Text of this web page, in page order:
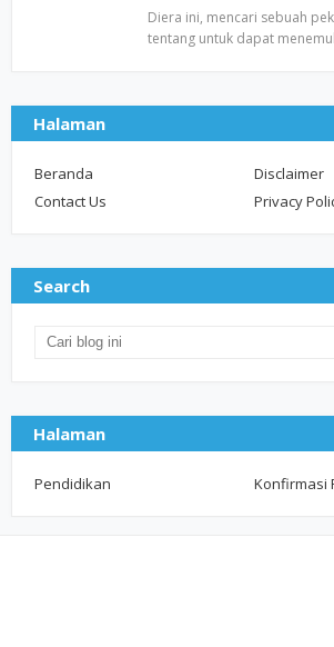
Diera ini, mencari sebuah
tentang untuk dapat
Halaman
Beranda
Disclaimer
Contact Us
Privacy
Search
Halaman
Pendidikan Konfirmasi